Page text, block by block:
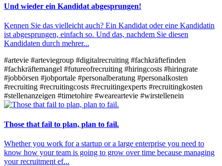
Und wieder ein Kandidat abgesprungen!
Kennen Sie das vielleicht auch? Ein Kandidat oder eine Kandidatin
ist abgesprungen, einfach so. Und das, nachdem Sie diesen
Kandidaten durch mehrer...
#artevie #arteviegroup #digitalrecruiting #fachkräftefinden
#fachkräftemangel #futureofrecruiting #hiringcosts #hiringrate
#jobbörsen #jobportale #personalberatung #personalkosten
#recruiting #recruitingcosts #recruitingexperts #recruitingkosten
#stellenanzeigen #timetohire #weareartevie #wirstellenein
Those that fail to plan, plan to fail.
Whether you work for a startup or a large enterprise you need to
know how your team is going to grow over time because managing
your recruitment ef...